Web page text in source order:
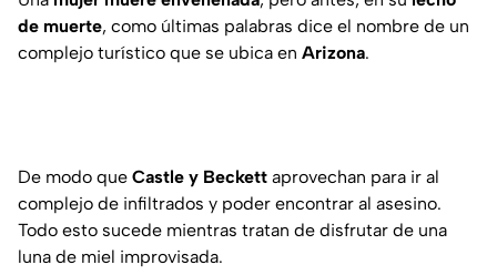
de muerte, como últimas palabras dice el nombre de un
complejo turístico que se ubica en Arizona.
De modo que Castle y Beckett aprovechan para ir al
complejo de infiltrados y poder encontrar al asesino.
Todo esto sucede mientras tratan de disfrutar de una
luna de miel improvisada.